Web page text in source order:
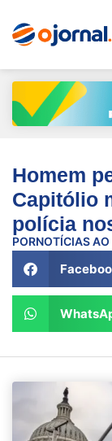
Homem
Capitólio
polícia
PORNOTÍCIAS